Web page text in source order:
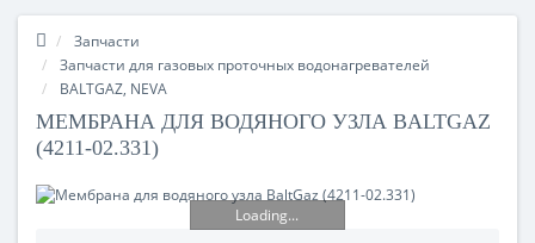
Запчасти
Запчасти для газовых проточных водонагревателей
BALTGAZ, NEVA
МЕМБРАНА ДЛЯ ВОДЯНОГО УЗЛА BALTGAZ
(4211-02.331)
Loading...